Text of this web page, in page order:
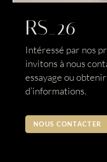
RS_26
Intéressé par nos
invitons à nous
essayage ou
d’informations.
NOUS CONTACTER